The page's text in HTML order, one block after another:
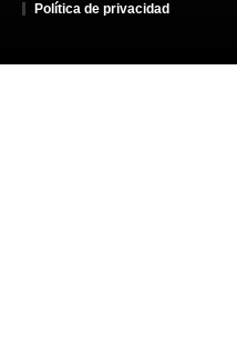
Política de privacidad